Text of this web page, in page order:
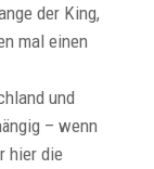
der King,
mal einen
und
– wenn
hier die